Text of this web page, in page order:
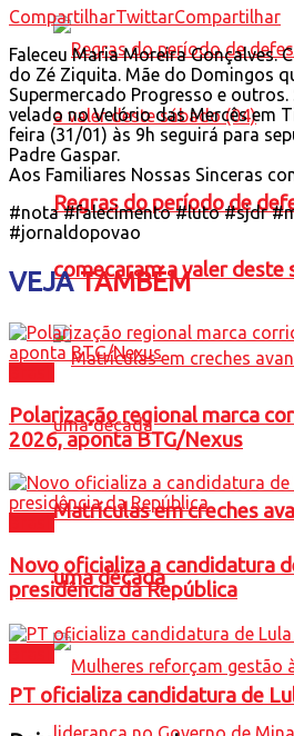
Regras do período de
comecaram a valer deste
Matrículas em creches
uma década
CompartilharTwittarCompartilhar
Faleceu Maria Moreira Gonçalves.
do Zé Ziquita. Mãe do Domingos
Supermercado Progresso e
velado no Velório das Mercês em
feira (31/01) às 9h seguirá para
Padre Gaspar.
Aos Familiares Nossas Sinceras
#nota #falecimento #luto #sjdr
#jornaldopovao
VEJATAMBÉM
Polarização regional marca
2026, aponta BTG/Nexus
Novo oficializa a candidatura
presidência da República
PT oficializa candidatura de